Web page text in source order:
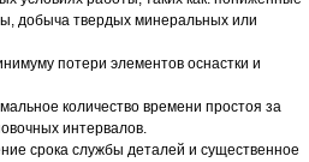
добыча твердых минеральных или
потери элементов оснастки и
количество времени простоя за
интервалов.
срока службы деталей и существенное